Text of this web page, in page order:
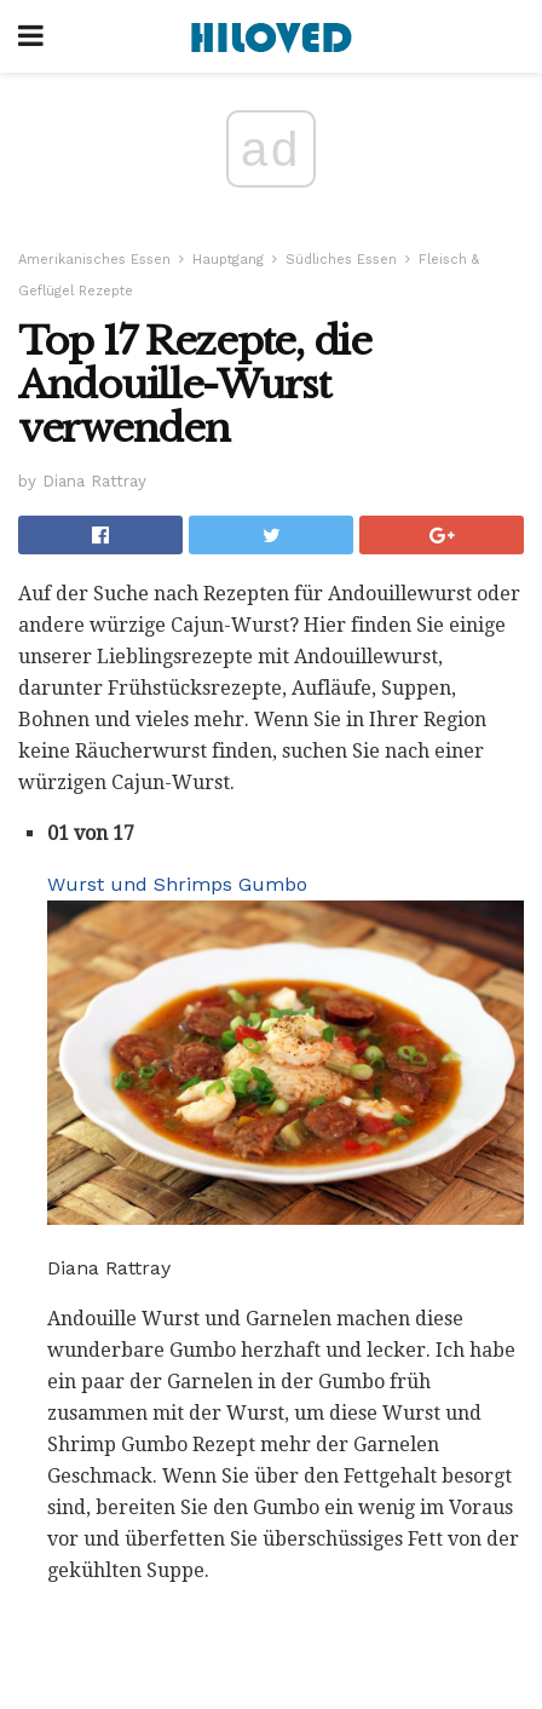
ad
Amerikanisches Essen Hauptgang Südliches Essen
Fleisch &
Geflügel Rezepte
Top 17 Rezepte, die
Andouille-Wurst
verwenden
by Diana Rattray
Auf der Suche nach Rezepten für Andouillewurst oder
andere würzige Cajun-Wurst? Hier finden Sie einige
unserer Lieblingsrezepte mit Andouillewurst,
darunter Frühstücksrezepte, Aufläufe, Suppen,
Bohnen und vieles mehr. Wenn Sie in Ihrer Region
keine Räucherwurst finden, suchen Sie nach einer
würzigen Cajun-Wurst.
01 von 17
Wurst und Shrimps Gumbo
Diana Rattray
Andouille Wurst und Garnelen machen diese
wunderbare Gumbo herzhaft und lecker. Ich habe
ein paar der Garnelen in der Gumbo früh
zusammen mit der Wurst, um diese Wurst und
Shrimp Gumbo Rezept mehr der Garnelen
Geschmack. Wenn Sie über den Fettgehalt besorgt
sind, bereiten Sie den Gumbo ein wenig im Voraus
vor und überfetten Sie überschüssiges Fett von der
gekühlten Suppe.